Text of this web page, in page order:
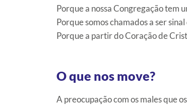
Porque a nossa Congregação tem
Porque somos chamados a ser
Porque a partir do Coração de
O que nos move?
A preocupação com os males que